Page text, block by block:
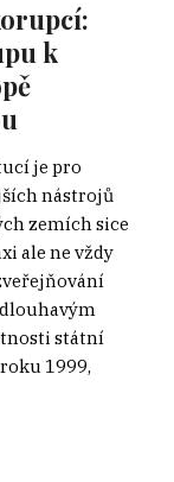
k
je pro
nástrojů
zemích sice
ale ne vždy
státní
1999,